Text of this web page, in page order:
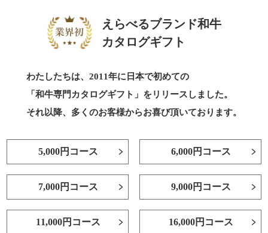
えらべるブランド和牛
カタログギフト
わたしたちは、2011年に日本で初めての
「和牛専門カタログギフト」をリリースしました。
それ以降、多くのお客様からお喜び頂いております。
5,000円コース 6,000円コース
7,000円コース 9,000円コース
11,000円コース 16,000円コース